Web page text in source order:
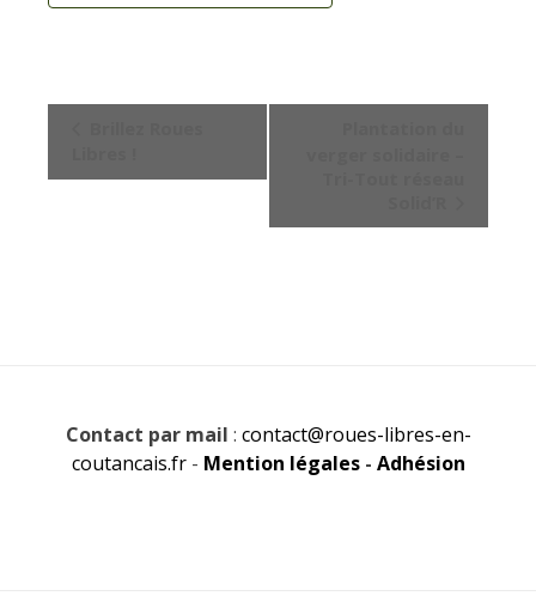
Contact par mail : contact@roues-libres-en-
coutancais.fr- Mention légales- Adhésion